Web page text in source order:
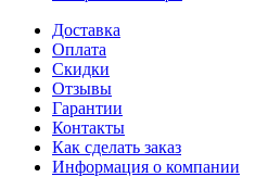
Доставка
Оплата
Скидки
Отзывы
Гарантии
Контакты
Как сделать заказ
Информация о компании